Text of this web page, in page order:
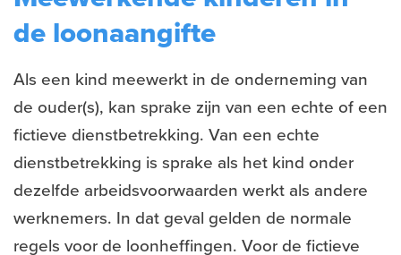
de loonaangifte
Als een kind meewerkt in de onderneming van
de ouder(s), kan sprake zijn van een echte of een
fictieve dienstbetrekking. Van een echte
dienstbetrekking is sprake als het kind onder
dezelfde arbeidsvoorwaarden werkt als andere
werknemers. In dat geval gelden de normale
regels voor de loonheffingen. Voor de fictieve